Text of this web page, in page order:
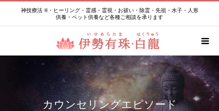
神技療法 ®・ヒーリング・霊感・霊視・お祓い・除霊・先祖・水子・人形
供養・ペット供養など各種ご相談を承ります
カウンセリングエピソード